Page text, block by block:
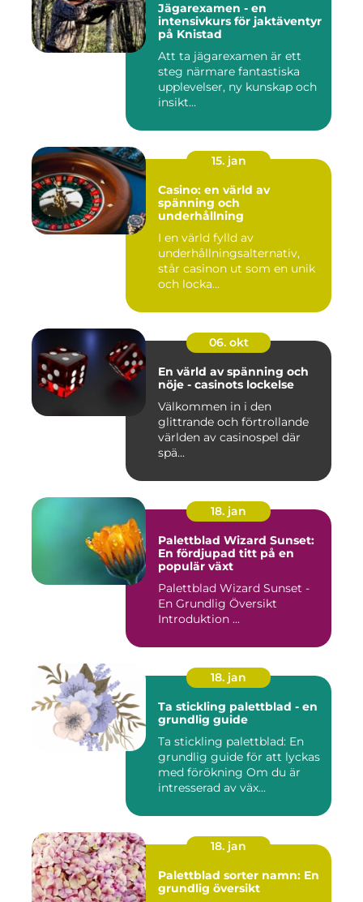
Jägarexamen - en
intensivkurs för jaktäventyr
på Knistad
Att ta jägarexamen är ett
steg närmare fantastiska
upplevelser, ny kunskap och
insikt...
15. jan
Casino: en värld av
spänning och
underhållning
I en värld fylld av
underhållningsalternativ,
står casinon ut som en unik
och locka...
06. okt
En värld av spänning och
nöje - casinots lockelse
Välkommen in i den
glittrande och förtrollande
världen av casinospel där
spä...
18. jan
Palettblad Wizard Sunset:
En fördjupad titt på en
populär växt
Palettblad Wizard Sunset -
En Grundlig Översikt
Introduktion ...
18. jan
Ta stickling palettblad - en
grundlig guide
Ta stickling palettblad: En
grundlig guide för att lyckas
med förökning Om du är
intresserad av väx...
18. jan
Palettblad sorter namn: En
grundlig översikt